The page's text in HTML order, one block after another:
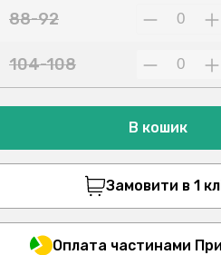
88-92
104-108
В кошик
Замовити в 1
Оплата частинами